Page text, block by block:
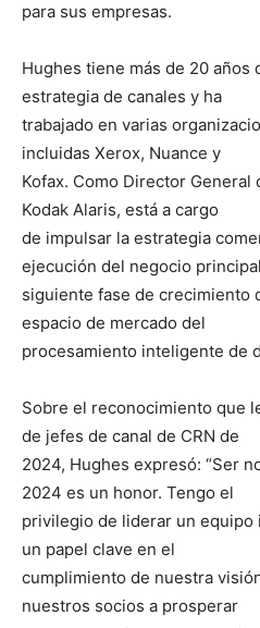
para sus empresas.
Hughes tiene más de 20 años
estrategia de canales y ha
trabajado en varias
incluidas Xerox, Nuance y
Kofax. Como Director General
Kodak Alaris, está a cargo
de impulsar la estrategia
ejecución del negocio
siguiente fase de crecimiento
espacio de mercado del
procesamiento inteligente de
Sobre el reconocimiento que
de jefes de canal de CRN de
2024, Hughes expresó: “Ser
2024 es un honor. Tengo el
privilegio de liderar un
un papel clave en el
cumplimiento de nuestra
nuestros socios a prosperar